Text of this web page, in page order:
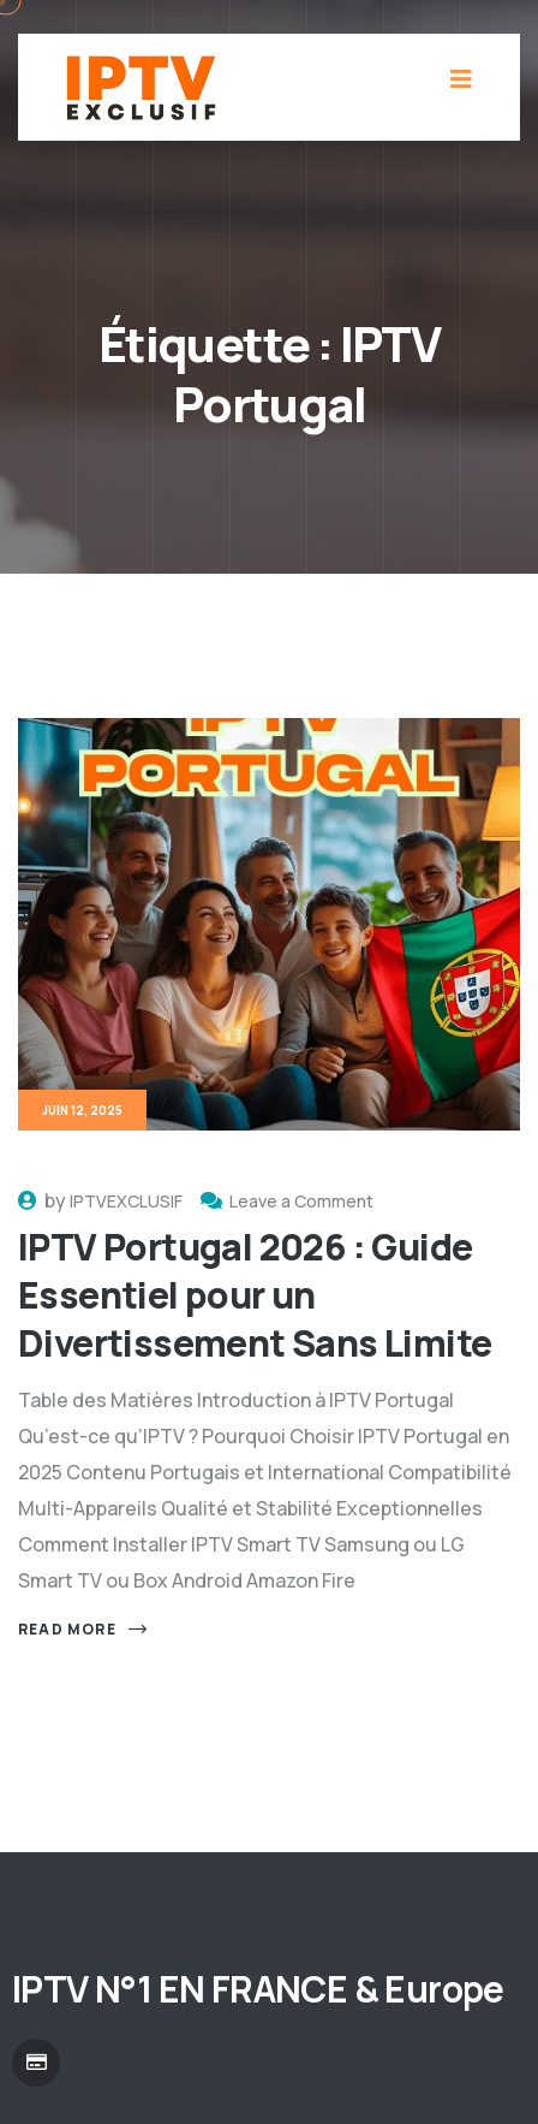
Étiquette : IPTV
Portugal
JUIN 12, 2025
byIPTVEXCLUSIF Leave a Comment
IPTV Portugal 2026 : Guide
Essentiel pour un
Divertissement Sans Limite
Table des Matières Introduction à IPTV Portugal
Qu’est-ce qu’IPTV ? Pourquoi Choisir IPTV Portugal en
2025 Contenu Portugais et International Compatibilité
Multi-Appareils Qualité et Stabilité Exceptionnelles
Comment Installer IPTV Smart TV Samsung ou LG
Smart TV ou Box Android Amazon Fire
READ MORE
IPTV N°1 EN FRANCE & Europe